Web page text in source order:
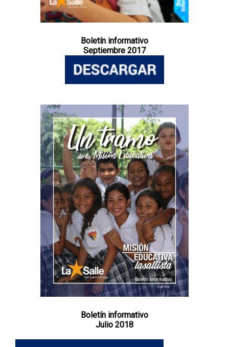
Boletín informativo
Septiembre 2017
Boletín informativo
Julio 2018